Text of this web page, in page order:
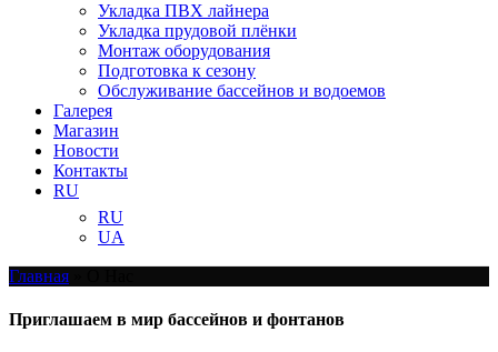
Укладка ПВХ лайнера
Укладка прудовой плёнки
Монтаж оборудования
Подготовка к сезону
Обслуживание бассейнов и водоемов
Галерея
Магазин
Новости
Контакты
RU
RU
UA
Главная
Приглашаем в мир бассейнов и фонтанов